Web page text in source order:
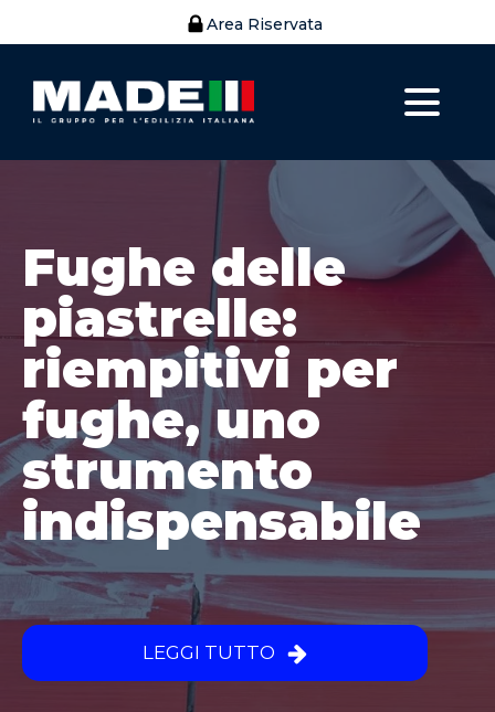
Area Riservata
Fughe delle
piastrelle:
riempitivi per
fughe, uno
strumento
indispensabile
LEGGI TUTTO